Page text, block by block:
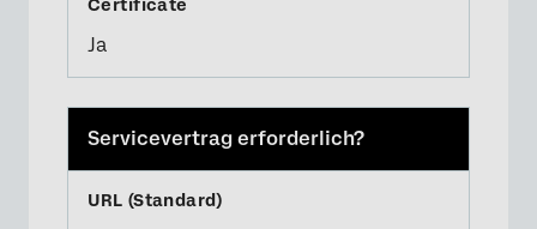
Ja
Servicevertrag erforderlich?